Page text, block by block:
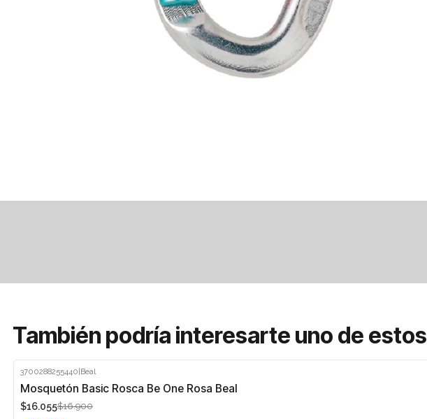
También podría interesarte uno de estos
-5%
Agotado
3700288255440 Beal
Mosquetón Basic Rosca Be One Rosa Beal
$16.055$16.900